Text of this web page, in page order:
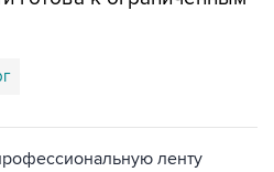
главных новостей сайта